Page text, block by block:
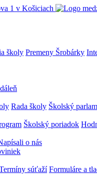
školy Premeny Šrobárky
Rada školy Školský
Školský poriadok
o nás
súťaží Formuláre a